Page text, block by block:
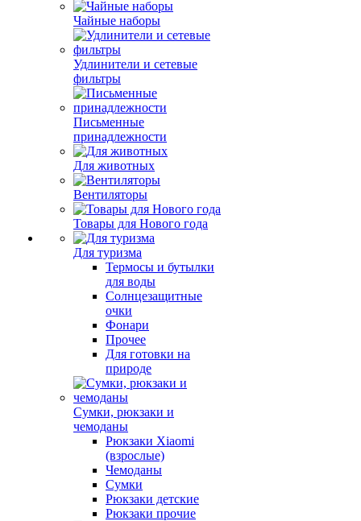
Чайные наборы
Удлинители и сетевые
фильтры
Письменные
принадлежности
Для животных
Вентиляторы
Товары для Нового года
Для туризма
Термосы и бутылки
для воды
Солнцезащитные
очки
Фонари
Прочее
Для готовки на
природе
Сумки, рюкзаки и
чемоданы
Рюкзаки Xiaomi
(взрослые)
Чемоданы
Сумки
Рюкзаки детские
Рюкзаки прочие